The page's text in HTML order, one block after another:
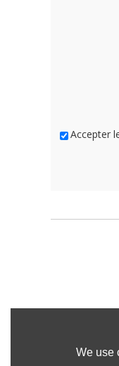
Accepter
We use